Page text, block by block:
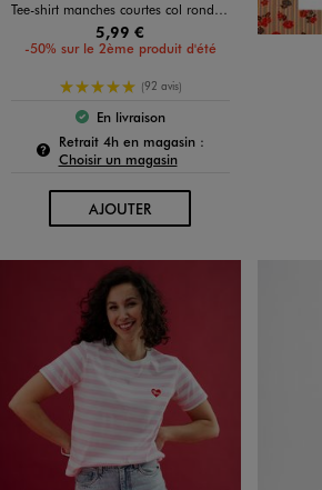
Tee-shirt manches courtes col rond uni en coton femme
5,99 €
-50% sur le 2ème produit d'été
5/5 de moyenne
(92 avis)
Le produit est disponible :
En livraison
Retrait 4h en magasin :Pour connaître la
Choisir un magasin
AJOUTERAU PANIER